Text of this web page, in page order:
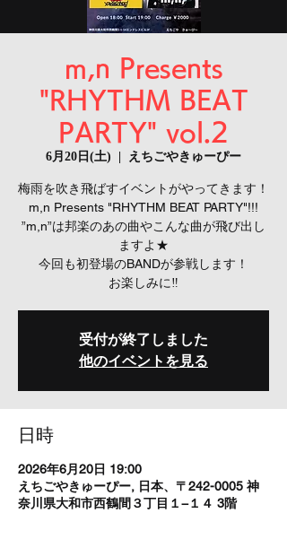
m,n Presents
"RHYTHM BEAT
PARTY" vol.2
6月20日(土)
  |
えちごやきゅーぴー
梅雨を吹き飛ばすイベントがやってきます！
m,n Presents "RHYTHM BEAT PARTY"!!!
”m,n”は邦楽のあの曲やこんな曲が飛び出し
ますよ★
今回も初登場のBANDが参戦します！
お楽しみに‼
受付が終了しました
他のイベントを見る
日時
2026年6月20日 19:00
えちごやきゅーぴー, 日本、〒242-0005 神
奈川県大和市西鶴間３丁目１−１４ 3階